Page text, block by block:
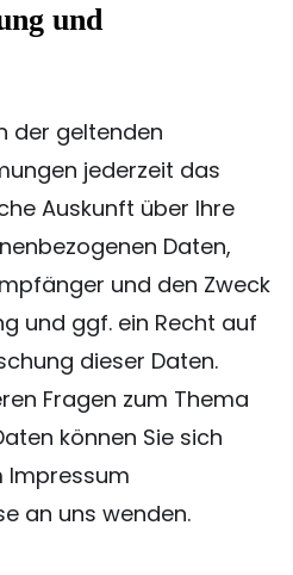
und
der geltenden
jederzeit das
Auskunft über Ihre
Daten,
und den Zweck
und ggf. ein Recht auf
dieser Daten.
Fragen zum Thema
können Sie sich
Impressum
an uns wenden.